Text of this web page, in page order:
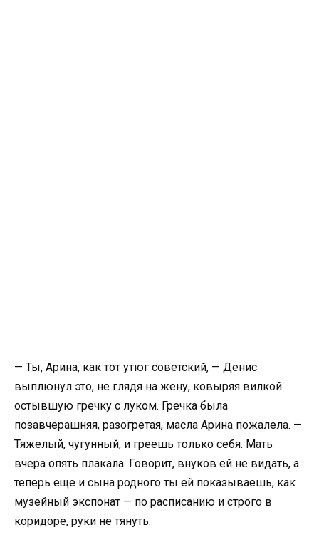
— Ты, Арина, как тот утюг советский, — Денис
выплюнул это, не глядя на жену, ковыряя вилкой
остывшую гречку с луком. Гречка была
позавчерашняя, разогретая, масла Арина пожалела. —
Тяжелый, чугунный, и греешь только себя. Мать
вчера опять плакала. Говорит, внуков ей не видать, а
теперь еще и сына родного ты ей показываешь, как
музейный экспонат — по расписанию и строго в
коридоре, руки не тянуть.